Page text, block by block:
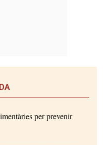
per prevenir